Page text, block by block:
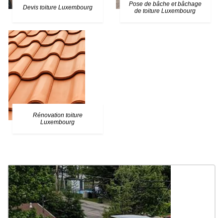
Devis toiture Luxembourg
Pose de bâche et bâchage
de toiture Luxembourg
Rénovation toiture
Luxembourg